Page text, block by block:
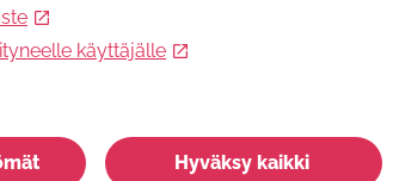
Harrastukset ja vapaa-aika
Vapaaehtoistoiminta
käyttäjälle
Hyväksy kaikki